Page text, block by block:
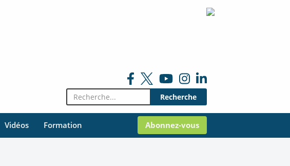
Rechercher:
Vidéos Formation Abonnez-vous